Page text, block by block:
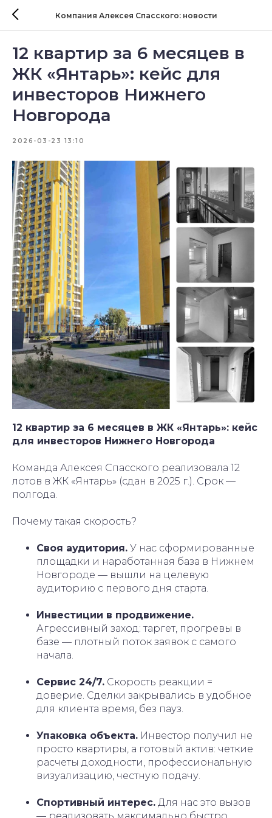
Компания Алексея Спасского: новости
12 квартир за 6 месяцев в
ЖК «Янтарь»: кейс для
инвесторов Нижнего
Новгорода
2026-03-23 13:10
12 квартир за 6 месяцев в ЖК «Янтарь»: кейс
для инвесторов Нижнего Новгорода
Команда Алексея Спасского реализовала 12
лотов в ЖК «Янтарь» (сдан в 2025 г.). Срок —
полгода.
Почему такая скорость?
Своя аудитория. У нас сформированные
площадки и наработанная база в Нижнем
Новгороде — вышли на целевую
аудиторию с первого дня старта.
Инвестиции в продвижение.
Агрессивный заход: таргет, прогревы в
базе — плотный поток заявок с самого
начала.
Сервис 24/7. Скорость реакции =
доверие. Сделки закрывались в удобное
для клиента время, без пауз.
Упаковка объекта. Инвестор получил не
просто квартиры, а готовый актив: четкие
расчеты доходности, профессиональную
визуализацию, честную подачу.
Спортивный интерес. Для нас это вызов